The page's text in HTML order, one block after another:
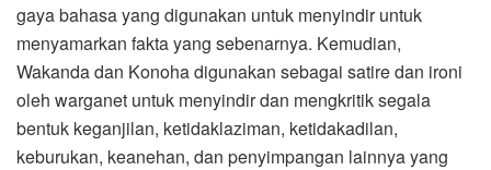
gaya bahasa yang digunakan untuk menyindir untuk
menyamarkan fakta yang sebenarnya. Kemudian,
Wakanda dan Konoha digunakan sebagai satire dan ironi
oleh warganet untuk menyindir dan mengkritik segala
bentuk keganjilan, ketidaklaziman, ketidakadilan,
keburukan, keanehan, dan penyimpangan lainnya yang